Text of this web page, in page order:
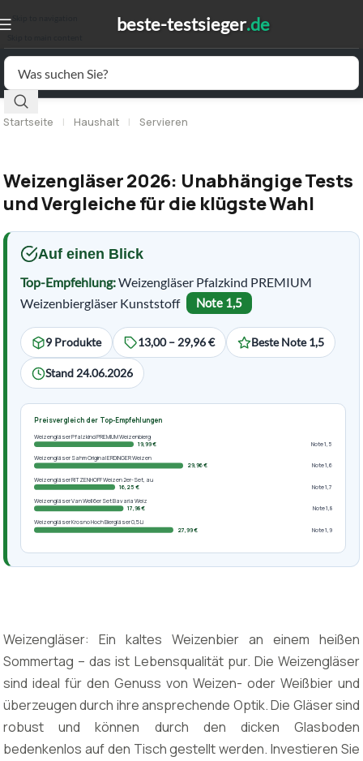
Startseite | Haushalt | Servieren
Weizengläser 2026: Unabhängige Tests
und Vergleiche für die klügste Wahl
Auf einen Blick
Top-Empfehlung:Weizengläser Pfalzkind PREMIUM
Weizenbiergläser Kunststoff
Note 1,5
9 Produkte 13,00 – 29,96 € Beste Note 1,5
Stand 24.06.2026
Preisvergleich der Top-Empfehlungen
Weizengläser Pfalzkind PREMIUM Weizenbierg
19,99 €
Note 1,5
Weizengläser Sahm Original ERDINGER Weizen
29,96 €
Note 1,6
Weizengläser RITZENHOFF Weizen 2er-Set, au
16,25 €
Note 1,7
Weizengläser Van Well 6er Set Bavaria Weiz
17,98 €
Note 1,8
Weizengläser Krosno Hoch Biergläser 0,5 Li
27,99 €
Note 1,9
Weizengläser: Ein kaltes Weizenbier an einem heißen
Sommertag – das ist Lebensqualität pur. Die Weizengläser
sind ideal für den Genuss von Weizen- oder Weißbier und
überzeugen durch ihre ansprechende Optik. Die Gläser sind
robust und können durch den dicken Glasboden
bedenkenlos auf den Tisch gestellt werden. Investieren Sie